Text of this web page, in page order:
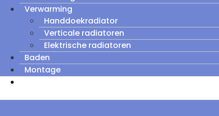
Verwarming
Handdoekradiator
Verticale radiatoren
Elektrische radiatoren
Baden
Montage